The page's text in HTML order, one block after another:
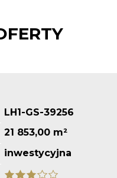
LH1-GS-39256
21 853,00 m²
inwestycyjna